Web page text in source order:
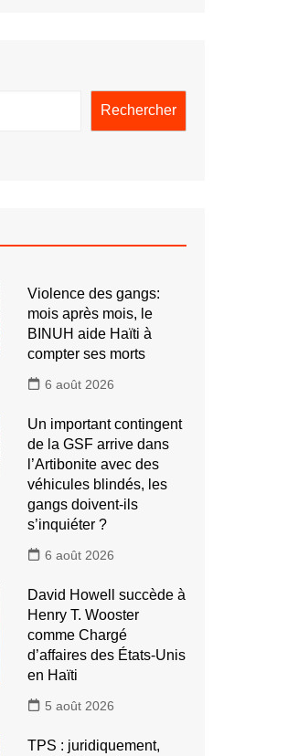
Rechercher
Violence des gangs:
mois après mois, le
BINUH aide Haïti à
compter ses morts
6 août 2026
Un important contingent
de la GSF arrive dans
l’Artibonite avec des
véhicules blindés, les
gangs doivent-ils
s’inquiéter ?
6 août 2026
David Howell succède à
Henry T. Wooster
comme Chargé
d’affaires des États-Unis
en Haïti
5 août 2026
TPS : juridiquement,